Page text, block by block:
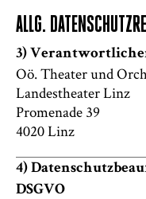
ALLG.
3)
Oö. Theater und
Landestheater Linz
Promenade 39
4020 Linz
4)
DSGVO